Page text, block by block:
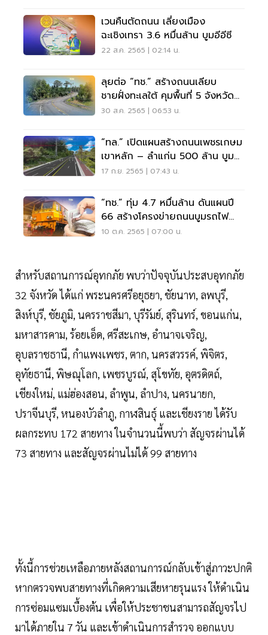
เวนคืนตัดถนน เลี่ยงเมือง
ฉะเชิงเทรา 3.6 หมื่นล้าน บูมอีอีซี
22 ส.ค. 2565 | 02:14 น.
ลุยต่อ “ทช.” สร้างถนนเลียบ
ชายฝั่งทะเลใต้ คุมพื้นที่ 5 จังหวัด
เสร็จปีไหน
30 ส.ค. 2565 | 06:53 น.
“ทล.” เปิดแผนสร้างถนนเพชรเกษม
เขาหลัก – ลำแก่น 500 ล้าน บูม
แลนด์บริดจ์
17 ก.ย. 2565 | 07:43 น.
“ทช.” ทุ่ม 4.7 หมื่นล้าน ดันแผนปี
66 สร้างโครงข่ายถนนบูมรถไฟ
ทางคู่
10 ต.ค. 2565 | 07:00 น.
สำหรับสถานการณ์อุทกภัย พบว่าปัจจุบันประสบอุทกภัย
32 จังหวัด ได้แก่ พระนครศรีอยุธยา, ชัยนาท, ลพบุรี,
สิงห์บุรี, ชัยภูมิ, นครราชสีมา, บุรีรัมย์, สุรินทร์, ขอนแก่น,
มหาสารคาม, ร้อยเอ็ด, ศรีสะเกษ, อำนาจเจริญ,
อุบลราชธานี, กำแพงเพชร, ตาก, นครสวรรค์, พิจิตร,
อุทัยธานี, พิษณุโลก, เพชรบูรณ์, สุโขทัย, อุตรดิตถ์,
เชียงใหม่, แม่ฮ่องสอน, ลำพูน, ลำปาง, นครนายก,
ปราจีนบุรี, หนองบัวลำภู, กาฬสินธุ์ และเชียงราย ได้รับ
ผลกระทบ 172 สายทาง ในจำนวนนี้พบว่า สัญจรผ่านได้
73 สายทาง และสัญจรผ่านไม่ได้ 99 สายทาง
ทั้งนี้การช่วยเหลือภายหลังสถานการณ์กลับเข้าสู่ภาวะปกติ
หากตรวจพบสายทางที่เกิดความเสียหายรุนแรง ให้ดำเนิน
การซ่อมแซมเบื้องต้น เพื่อให้ประชาชนสามารถสัญจรไป
มาได้ภายใน 7 วัน และเข้าดำเนินการสำรวจ ออกแบบ